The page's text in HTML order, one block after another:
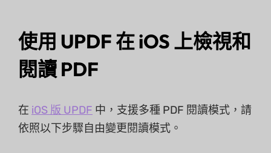
使用 UPDF 在 iOS 上檢視和
閱讀 PDF
在 iOS 版 UPDF 中，支援多種 PDF 閱讀模式，請
依照以下步驟自由變更閱讀模式。